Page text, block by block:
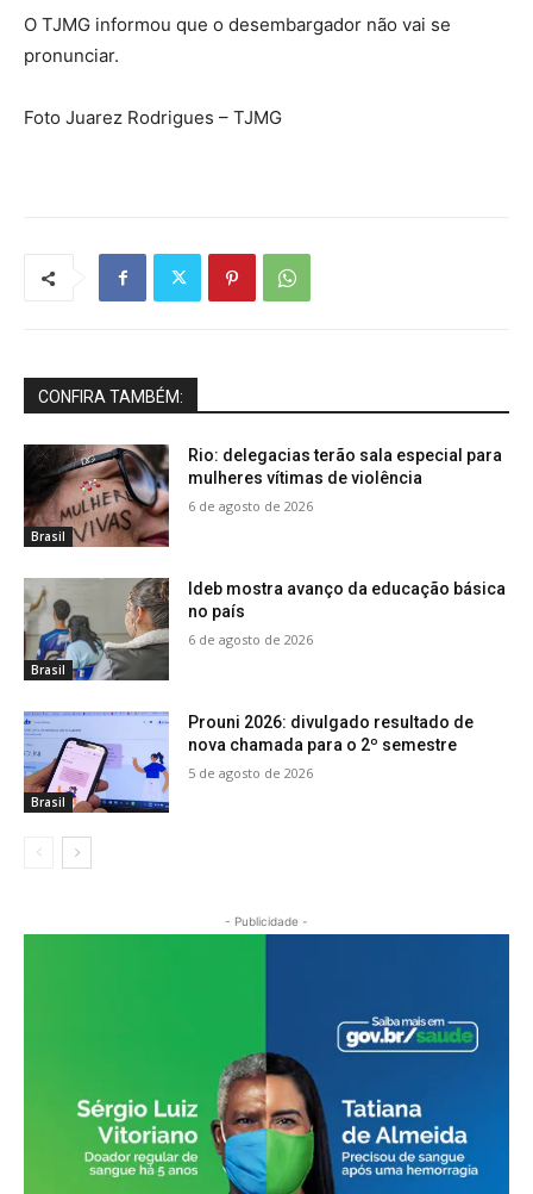
O TJMG informou que o desembargador não vai se
pronunciar.
Foto Juarez Rodrigues – TJMG
CONFIRA TAMBÉM:
Brasil
Rio: delegacias terão sala especial para
mulheres vítimas de violência
6 de agosto de 2026
Brasil
Ideb mostra avanço da educação básica
no país
6 de agosto de 2026
Brasil
Prouni 2026: divulgado resultado de
nova chamada para o 2º semestre
5 de agosto de 2026
- Publicidade -